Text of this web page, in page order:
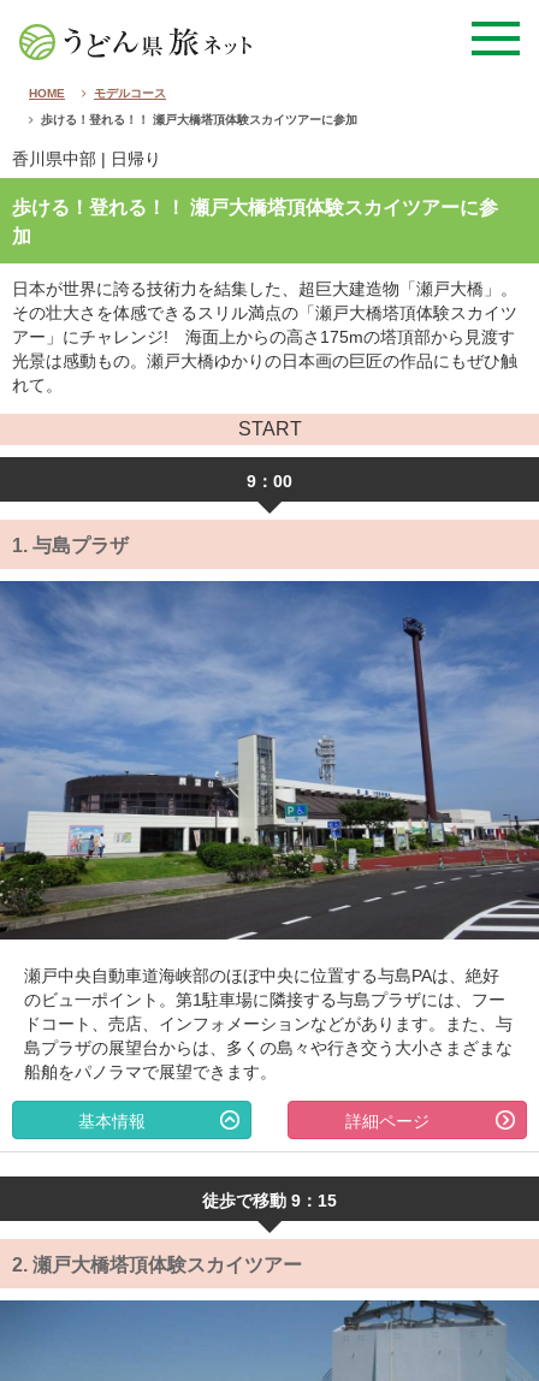
HOME
モデルコース
歩ける！登れる！！ 瀬戸大橋塔頂体験スカイツアーに参加
香川県中部 | 日帰り
歩ける！登れる！！ 瀬戸大橋塔頂体験スカイツアーに参
加
日本が世界に誇る技術力を結集した、超巨大建造物「瀬戸大橋」。
その壮大さを体感できるスリル満点の「瀬戸大橋塔頂体験スカイツ
アー」にチャレンジ! 海面上からの高さ175mの塔頂部から見渡す
光景は感動もの。瀬戸大橋ゆかりの日本画の巨匠の作品にもぜひ触
れて。
START
9：00
1. 与島プラザ
瀬戸中央自動車道海峡部のほぼ中央に位置する与島PAは、絶好
のビュ一ポイント。第1駐車場に隣接する与島プラザには、フー
ドコート、売店、インフォメーションなどがあります。また、与
島プラザの展望台からは、多くの島々や行き交う大小さまざまな
船舶をパノラマで展望できます。
詳細ページ
基本情報
徒歩で移動 9：15
2. 瀬戸大橋塔頂体験スカイツアー